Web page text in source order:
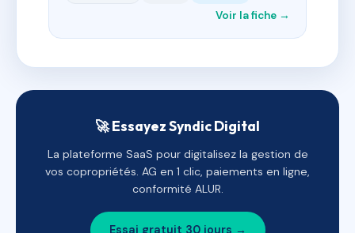
Voir la fiche →
🚀 Essayez Syndic Digital
La plateforme SaaS pour digitalisez la gestion de
vos copropriétés. AG en 1 clic, paiements en ligne,
conformité ALUR.
Essai gratuit 30 jours →